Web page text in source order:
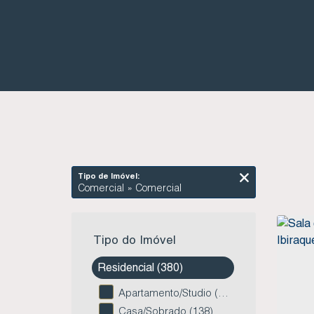
Tipo de Imóvel:
Comercial » Comercial
Tipo do Imóvel
Residencial (380)
Apartamento/Studio (109)
Casa/Sobrado (138)